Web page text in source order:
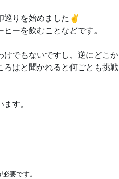
巡りを始めました✌️
ーを飲むことなどです。
でもないですし、逆にどこか
はと聞かれると何ごとも挑戦
す。
要です。